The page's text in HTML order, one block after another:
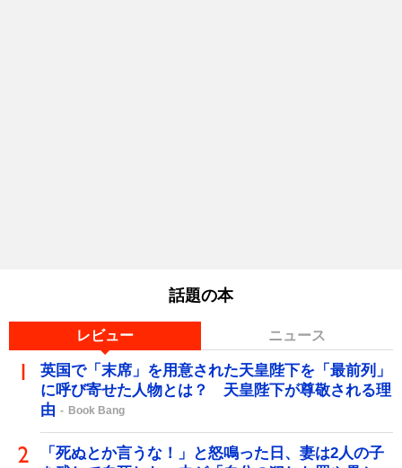
話題の本
レビュー ニュース
英国で「末席」を用意された天皇陛下を「最前列」
に呼び寄せた人物とは？ 天皇陛下が尊敬される理
由
Book Bang
「死ぬとか言うな！」と怒鳴った日、妻は2人の子